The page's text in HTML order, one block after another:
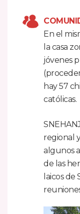
En el
la casa
jóvenes
hay 57
católicas.
regional
algunos
de las
laicos de